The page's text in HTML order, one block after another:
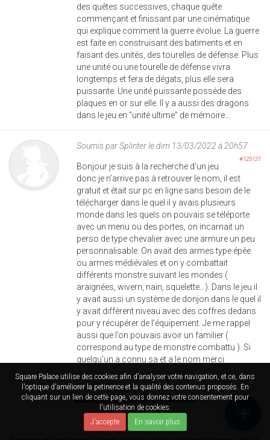
Square Palace utilise des cookies afin d'analyser votre navigation, et ce, dans
l'optique d'améliorer la petinence et la qualité des contenus proposés. En
cliquant sur un lien de cette page, vous donnez votre consentement pour
l'utilisation de cookies.
J'accepte
En savoir plus
des quêtes successives, chaque quête
commençant et finissant par une cinématique
qui explique comment la guerre évolue. La guerre
est faite en construisant des batiments et en
faisant des unités, des tourelles de défense. Plus
une unité ou une tourelle de défense vivra
longtemps et fera de dégats, plus elle sera
puissante. Une unité puissante possède des
plaques en or sur elle. Il y a aussi des dragons
dans le jeu en "unité ultime" de mémoire...
Soumis parSplinterle dim 13/03/2022 à 20h57
#125121
Bonjour je suis à la recherche d’un jeu
donc je n’arrive pas à retrouver le nom, il est
gratuit et était sur pc en ligne sans besoin de le
télécharger dans le quel il y avais plusieurs
monde dans les quels on pouvais se téléporte
avec un menu ou des portes, on incarnait un
perso de type chevalier avec une armure un peu
personnalisable. On avait des armes type épée
ou armes médiévales et on y combattait
différents monstre suivant les mondes (
araignées, wivern, nain, squelette…). Dans le jeu il
y avait aussi un système de donjon dans le quel il
y avait différent niveau avec des coffres dedans
pour y récupérer de l’équipement. Je me rappel
aussi que l’on pouvais avoir un familier (
correspond au type de monstre combattu ). Si
quelqu’un a connu sa et a le nom merci
DERNIERS COMMENTAIRES